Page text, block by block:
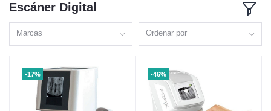
Escáner Digital
Marcas Ordenar por
-17% -46%